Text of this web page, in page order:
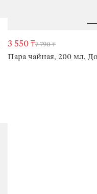
3 550 ₸7 790 ₸
Пара чайная, 200 мл,